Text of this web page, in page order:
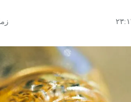
تومان
و خرید